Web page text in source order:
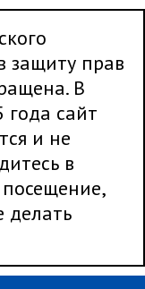
защиту прав
В
года сайт
и не
в
делать